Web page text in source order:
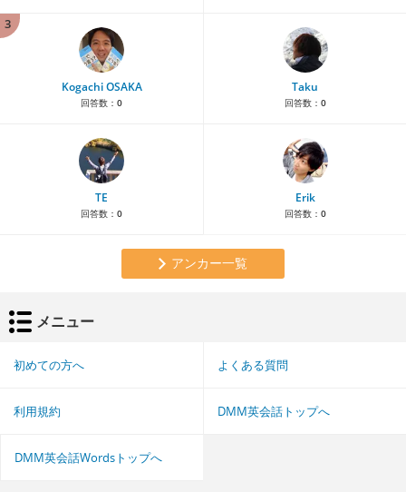
3
Kogachi OSAKA
回答数： 0
Taku
回答数： 0
TE
回答数： 0
Erik
回答数： 0
アンカー一覧
メニュー
初めての方へ よくある質問
利用規約 DMM英会話トップへ
DMM英会話Wordsトップへ